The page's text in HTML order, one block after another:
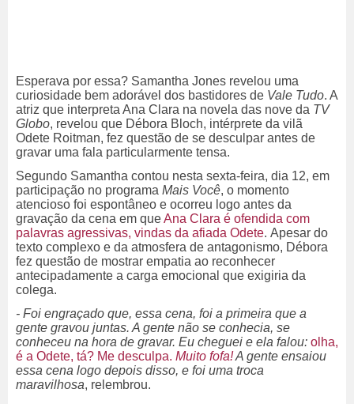
Esperava por essa? Samantha Jones revelou uma
curiosidade bem adorável dos bastidores de Vale Tudo. A
atriz que interpreta Ana Clara na novela das nove da TV
Globo, revelou que Débora Bloch, intérprete da vilã
Odete Roitman, fez questão de se desculpar antes de
gravar uma fala particularmente tensa.
Segundo Samantha contou nesta sexta-feira, dia 12, em
participação no programa Mais Você, o momento
atencioso foi espontâneo e ocorreu logo antes da
gravação da cena em queAna Clara é ofendida com
palavras agressivas, vindas da afiada Odete. Apesar do
texto complexo e da atmosfera de antagonismo, Débora
fez questão de mostrar empatia ao reconhecer
antecipadamente a carga emocional que exigiria da
colega.
- Foi engraçado que, essa cena, foi a primeira que a
gente gravou juntas. A gente não se conhecia, se
conheceu na hora de gravar. Eu cheguei e ela falou: olha,
é a Odete, tá? Me desculpa. Muito fofa!A gente ensaiou
essa cena logo depois disso, e foi uma troca
maravilhosa, relembrou.